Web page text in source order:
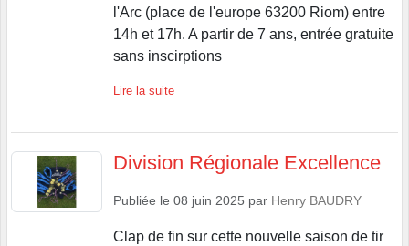
l'Arc (place de l'europe 63200 Riom) entre
14h et 17h. A partir de 7 ans, entrée gratuite
sans inscirptions
Lire la suite
Division Régionale Excellence
Publiée le 08 juin 2025 par Henry BAUDRY
Clap de fin sur cette nouvelle saison de tir